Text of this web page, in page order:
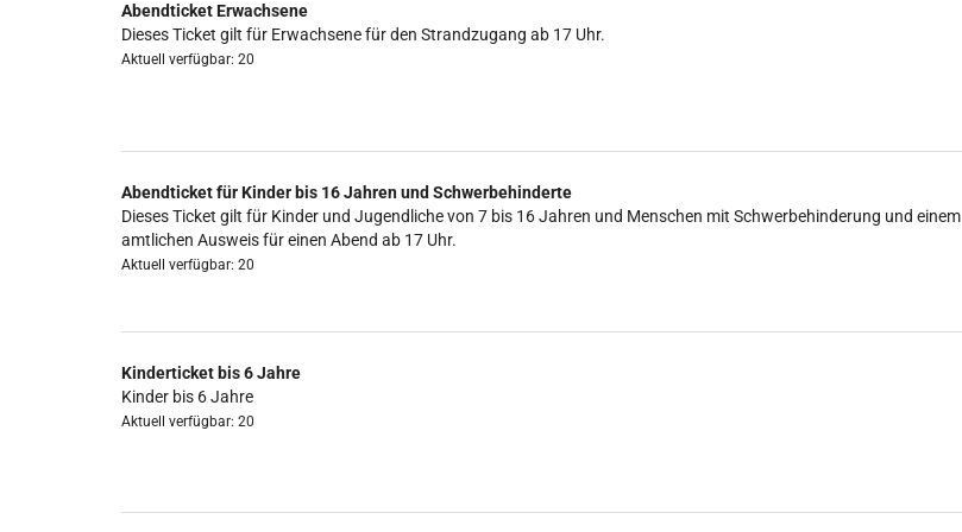
Abendticket Erwachsene
Dieses Ticket gilt für Erwachsene für den Strandzugang ab 17 Uhr.
Aktuell verfügbar: 20
Abendticket für Kinder bis 16 Jahren und Schwerbehinderte
Dieses Ticket gilt für Kinder und Jugendliche von 7 bis 16 Jahren und Menschen mit Schwerbehinderung und einem
amtlichen Ausweis für einen Abend ab 17 Uhr.
Aktuell verfügbar: 20
Kinderticket bis 6 Jahre
Kinder bis 6 Jahre
Aktuell verfügbar: 20